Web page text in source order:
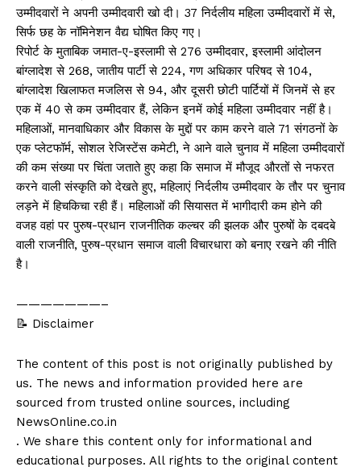
उम्मीदवारों ने अपनी उम्मीदवारी खो दी। 37 निर्दलीय महिला उम्मीदवारों में से,
सिर्फ छह के नॉमिनेशन वैद्य घोषित किए गए।
रिपोर्ट के मुताबिक जमात-ए-इस्लामी से 276 उम्मीदवार, इस्लामी आंदोलन
बांग्लादेश से 268, जातीय पार्टी से 224, गण अधिकार परिषद से 104,
बांग्लादेश खिलाफत मजलिस से 94, और दूसरी छोटी पार्टियों में जिनमें से हर
एक में 40 से कम उम्मीदवार हैं, लेकिन इनमें कोई महिला उम्मीदवार नहीं है।
महिलाओं, मानवाधिकार और विकास के मुद्दों पर काम करने वाले 71 संगठनों के
एक प्लेटफॉर्म, सोशल रेजिस्टेंस कमेटी, ने आने वाले चुनाव में महिला उम्मीदवारों
की कम संख्या पर चिंता जताते हुए कहा कि समाज में मौजूद औरतों से नफरत
करने वाली संस्कृति को देखते हुए, महिलाएं निर्दलीय उम्मीदवार के तौर पर चुनाव
लड़ने में हिचकिचा रही हैं। महिलाओं की सियासत में भागीदारी कम होने की
वजह वहां पर पुरुष-प्रधान राजनीतिक कल्चर की झलक और पुरुषों के दबदबे
वाली राजनीति, पुरुष-प्रधान समाज वाली विचारधारा को बनाए रखने की नीति
है।
———————–
📝 Disclaimer
The content of this post is not originally published by
us. The news and information provided here are
sourced from trusted online sources, including
NewsOnline.co.in
. We share this content only for informational and
educational purposes. All rights to the original content